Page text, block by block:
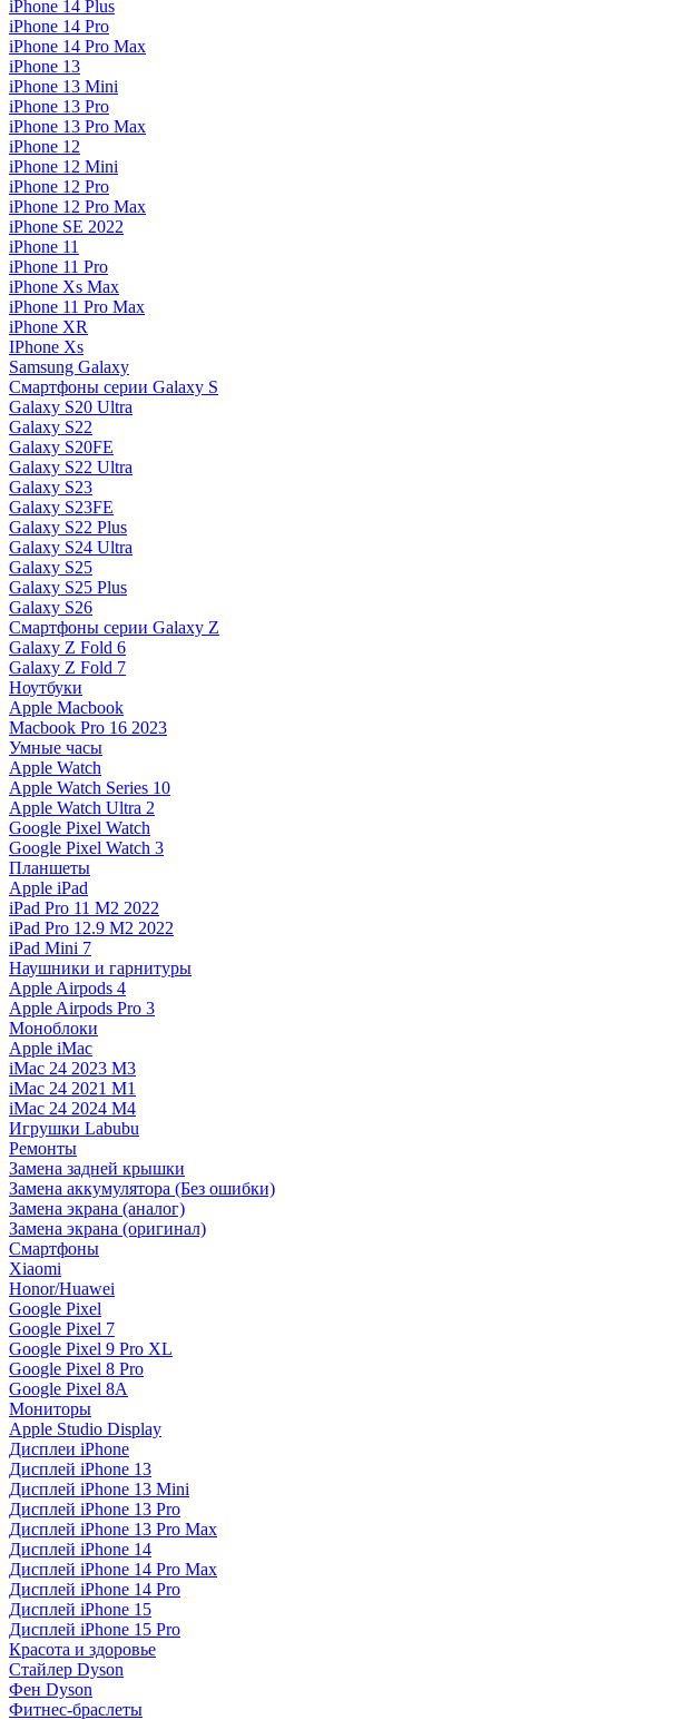
iPhone 14 Plus
iPhone 14 Pro
iPhone 14 Pro Max
iPhone 13
iPhone 13 Mini
iPhone 13 Pro
iPhone 13 Pro Max
iPhone 12
iPhone 12 Mini
iPhone 12 Pro
iPhone 12 Pro Max
iPhone SE 2022
iPhone 11
iPhone 11 Pro
iPhone Xs Max
iPhone 11 Pro Max
iPhone XR
IPhone Xs
Samsung Galaxy
Смартфоны серии Galaxy S
Galaxy S20 Ultra
Galaxy S22
Galaxy S20FE
Galaxy S22 Ultra
Galaxy S23
Galaxy S23FE
Galaxy S22 Plus
Galaxy S24 Ultra
Galaxy S25
Galaxy S25 Plus
Galaxy S26
Смартфоны серии Galaxy Z
Galaxy Z Fold 6
Galaxy Z Fold 7
Ноутбуки
Apple Macbook
Macbook Pro 16 2023
Умные часы
Apple Watch
Apple Watch Series 10
Apple Watch Ultra 2
Google Pixel Watch
Google Pixel Watch 3
Планшеты
Apple iPad
iPad Pro 11 M2 2022
iPad Pro 12.9 M2 2022
iPad Mini 7
Наушники и гарнитуры
Apple Airpods 4
Apple Airpods Pro 3
Моноблоки
Apple iMac
iMac 24 2023 M3
iMac 24 2021 M1
iMac 24 2024 M4
Игрушки Labubu
Ремонты
Замена задней крышки
Замена аккумулятора (Без ошибки)
Замена экрана (аналог)
Замена экрана (оригинал)
Смартфоны
Xiaomi
Honor/Huawei
Google Pixel
Google Pixel 7
Google Pixel 9 Pro XL
Google Pixel 8 Pro
Google Pixel 8A
Мониторы
Apple Studio Display
Дисплеи iPhone
Дисплей iPhone 13
Дисплей iPhone 13 Mini
Дисплей iPhone 13 Pro
Дисплей iPhone 13 Pro Max
Дисплей iPhone 14
Дисплей iPhone 14 Pro Max
Дисплей iPhone 14 Pro
Дисплей iPhone 15
Дисплей iPhone 15 Pro
Красота и здоровье
Стайлер Dyson
Фен Dyson
Фитнес-браслеты